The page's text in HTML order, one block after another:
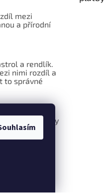
mezi
a přírodní
a rendlík.
nimi rozdíl a
to správné
kuličky
kupované